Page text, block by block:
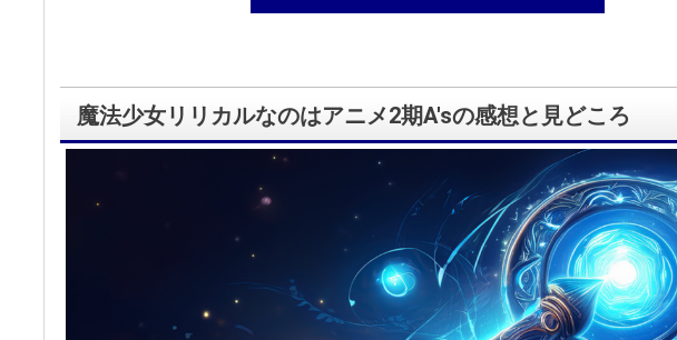
魔法少女リリカルなのはアニメ2期A'sの感想と見どころ